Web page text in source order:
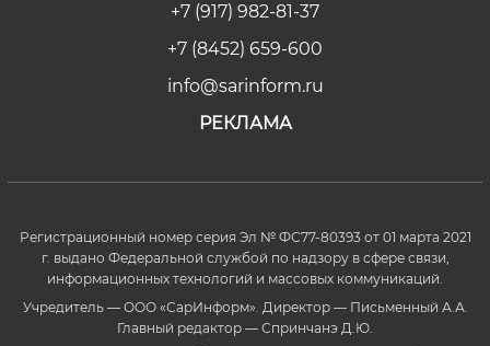
+7 (917) 982-81-37
+7 (8452) 659-600
info@sarinform.ru
РЕКЛАМА
Регистрационный номер серия Эл № ФС77-80393 от 01 марта 2021
г. выдано Федеральной службой по надзору в сфере связи,
информационных технологий и массовых коммуникаций.
Учредитель — ООО «СарИнформ». Директор — Письменный А.А.
Главный редактор — Спринчанэ Д.Ю.